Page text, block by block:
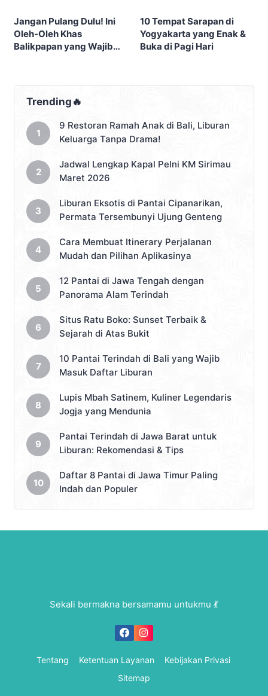
Jangan Pulang Dulu! Ini
Oleh-Oleh Khas
Balikpapan yang Wajib
10 Tempat Sarapan di
Yogyakarta yang Enak &
Buka di Pagi Hari
Trending🔥
9 Restoran Ramah Anak di Bali, Liburan
Keluarga Tanpa Drama!
Jadwal Lengkap Kapal Pelni KM Sirimau
Maret 2026
Liburan Eksotis di Pantai Cipanarikan,
Permata Tersembunyi Ujung Genteng
Cara Membuat Itinerary Perjalanan
Mudah dan Pilihan Aplikasinya
12 Pantai di Jawa Tengah dengan
Panorama Alam Terindah
Situs Ratu Boko: Sunset Terbaik &
Sejarah di Atas Bukit
10 Pantai Terindah di Bali yang Wajib
Masuk Daftar Liburan
Lupis Mbah Satinem, Kuliner Legendaris
Jogja yang Mendunia
Pantai Terindah di Jawa Barat untuk
Liburan: Rekomendasi & Tips
Daftar 8 Pantai di Jawa Timur Paling
Indah dan Populer
Sekali bermakna bersamamu untukmu 💃
Tentang Ketentuan Layanan
Kebijakan Privasi
Sitemap